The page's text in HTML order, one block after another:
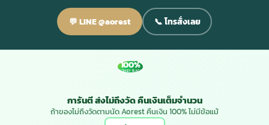
💬 LINE @aorest 📞 โทรสั่งเลย
100%
MONEY BACK
การันตี ส่งไม่ถึงวัด คืนเงินเต็มจำนวน
ถ้าของไม่ถึงวัดตามนัด Aorest คืนเงิน 100% ไม่มีข้อแม้